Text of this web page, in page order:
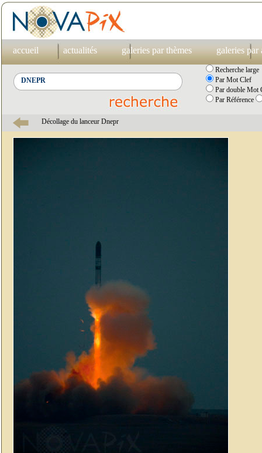
accueil actualités galeries par thèmes galeries par
Recherche large
Par Mot Clef
Par double Mot
Par Référence
Décollage du lanceur Dnepr